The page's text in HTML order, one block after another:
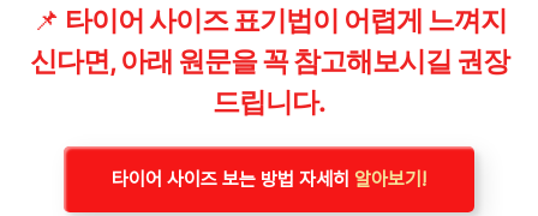
📌 타이어 사이즈 표기법이 어렵게 느껴지
신다면, 아래 원문을 꼭 참고해보시길 권장
드립니다.
타이어 사이즈 보는 방법 자세히 알아보기!